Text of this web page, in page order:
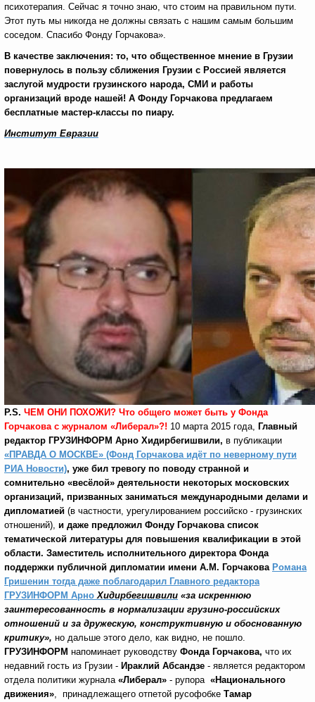
психотерапия. Сейчас я точно знаю, что стоим на правильном пути.
Этот путь мы никогда не должны связать с нашим самым большим
соседом. Спасибо Фонду Горчакова».
В качестве заключения: то, что общественное мнение в Грузии
повернулось в пользу сближения Грузии с Россией является
заслугой мудрости грузинского народа, СМИ и работы
организаций вроде нашей! А Фонду Горчакова предлагаем
бесплатные мастер-классы по пиару.
Институт Евразии
P.S. ЧЕМ ОНИ ПОХОЖИ? Что общего может быть у Фонда
Горчакова с журналом «Либерал»?! 10 марта 2015 года, Главный
редактор ГРУЗИНФОРМ Арно Хидирбегишвили, в публикации
«ПРАВДА О МОСКВЕ» (Фонд Горчакова идёт по неверному пути
РИА Новости), уже бил тревогу по поводу странной и
сомнительно «весёлой» деятельности некоторых московских
организаций, призванных заниматься международными делами и
дипломатией (в частности, урегулированием российско - грузинских
отношений), и даже предложил Фонду Горчакова список
тематической литературы для повышения квалификации в этой
области. Заместитель исполнительного директора Фонда
поддержки публичной дипломатии имени А.М. Горчакова Романа
Гришенин тогда даже поблагодарил Главного редактора
ГРУЗИНФОРМ АрноХидирбегишвили «за искреннюю
заинтересованность в нормализации грузино-российских
отношений и за дружескую, конструктивную и обоснованную
критику», но дальше этого дело, как видно, не пошло.
ГРУЗИНФОРМ напоминает руководству Фонда Горчакова, что их
недавний гость из Грузии - Ираклий Абсандзе - является редактором
отдела политики журнала«Либерал» - рупора «Национального
движения», принадлежащего отпетой русофобке Тамар